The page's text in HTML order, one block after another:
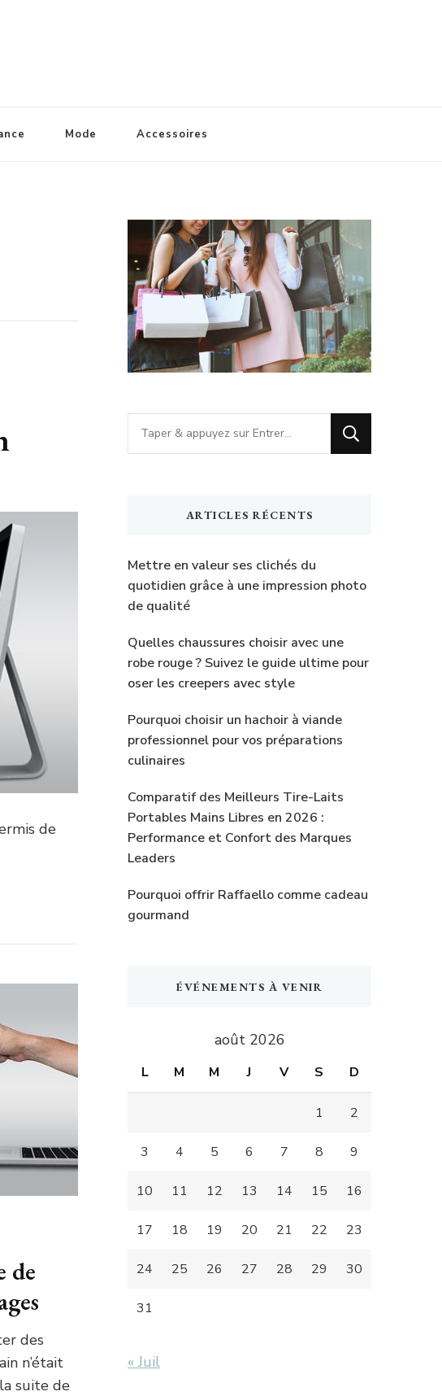
Mode Accessoires
de
de
des
n’était
suite de
Vous
recherchiez
ARTICLES RÉCENTS
Mettre en valeur ses clichés du
quotidien grâce à une impression photo
de qualité
Quelles chaussures choisir avec une
robe rouge ? Suivez le guide ultime pour
oser les creepers avec style
Pourquoi choisir un hachoir à viande
professionnel pour vos préparations
culinaires
Comparatif des Meilleurs Tire-Laits
Portables Mains Libres en 2026 :
Performance et Confort des Marques
Leaders
Pourquoi offrir Raffaello comme cadeau
gourmand
ÉVÉNEMENTS À VENIR
août 2026
L M M J V S D
1 2
3 4 5 6 7 8 9
10 11 12 13 14 15 16
17 18 19 20 21 22 23
24 25 26 27 28 29 30
31
« Juil